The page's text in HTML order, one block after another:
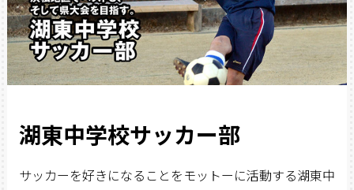
湖東中学校サッカー部
サッカーを好きになることをモットーに活動する湖東中